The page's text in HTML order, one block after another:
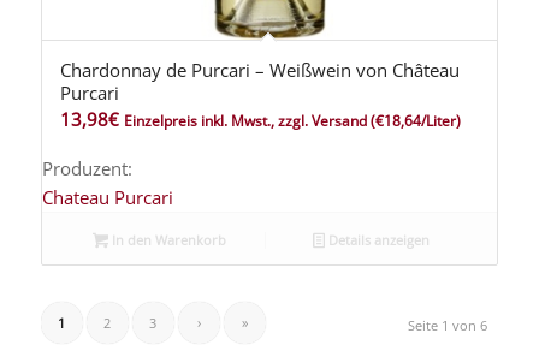
Chardonnay de Purcari – Weißwein von Château
Purcari
13,98€ Einzelpreis inkl. Mwst., zzgl. Versand(€18,64/Liter)
Produzent:
Chateau Purcari
In den Warenkorb Details anzeigen
Seite 1 von 6
1 2 3 › »